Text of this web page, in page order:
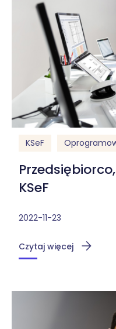
KSeF
KSeF
2022-11-23
Czytaj więcej